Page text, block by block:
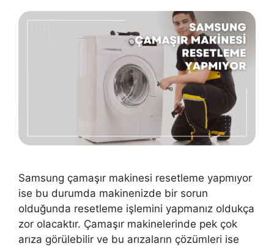
Samsung çamaşır makinesi resetleme yapmıyor
ise bu durumda makinenizde bir sorun
olduğunda resetleme işlemini yapmanız oldukça
zor olacaktır. Çamaşır makinelerinde pek çok
arıza görülebilir ve bu arızaların çözümleri ise